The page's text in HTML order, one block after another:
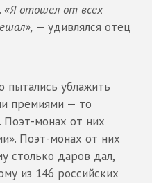
«Я отошел от всех
— удивлялся отец
пытались ублажить
премиями — то
монах от них
Поэт-монах от них
столько даров дал,
из 146 российских